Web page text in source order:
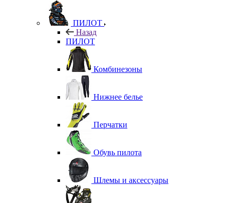
ПИЛОТ
Назад
ПИЛОТ
Комбинезоны
Нижнее белье
Перчатки
Обувь пилота
Шлемы и аксессуары